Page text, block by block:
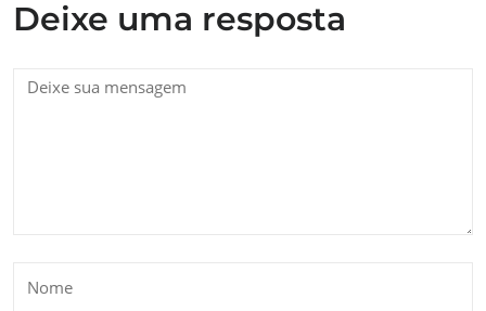
Deixe uma resposta